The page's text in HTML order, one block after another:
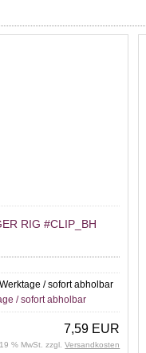
RIG #CLIP_BH
/ sofort abholbar
7,59 EUR
% MwSt. zzgl.Versandkosten